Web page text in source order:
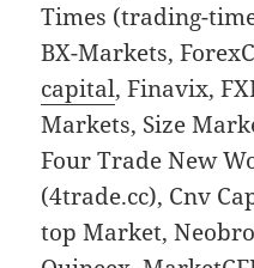
Times (trading-
BX-Markets,
capital, Finavix,
Markets, Size
Four Trade New
(4trade.cc), Cnv
top Market,